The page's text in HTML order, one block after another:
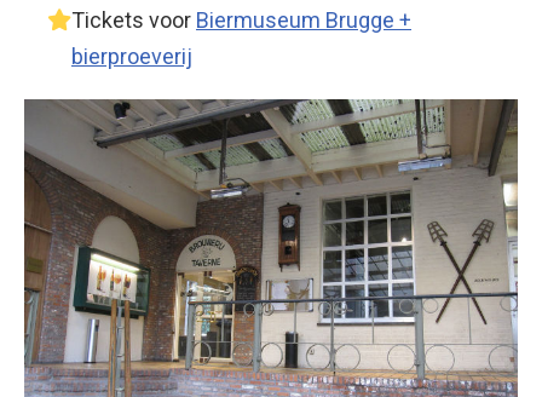
Tickets voor Biermuseum Brugge +
bierproeverij